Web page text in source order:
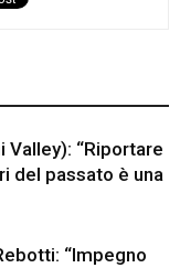
“Riportare
del passato è una
“Impegno